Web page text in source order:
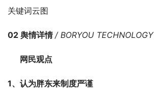
关键词云图
02 舆情详情 / BORYOU TECHNOLOGY
网民观点
1、认为胖东来制度严谨